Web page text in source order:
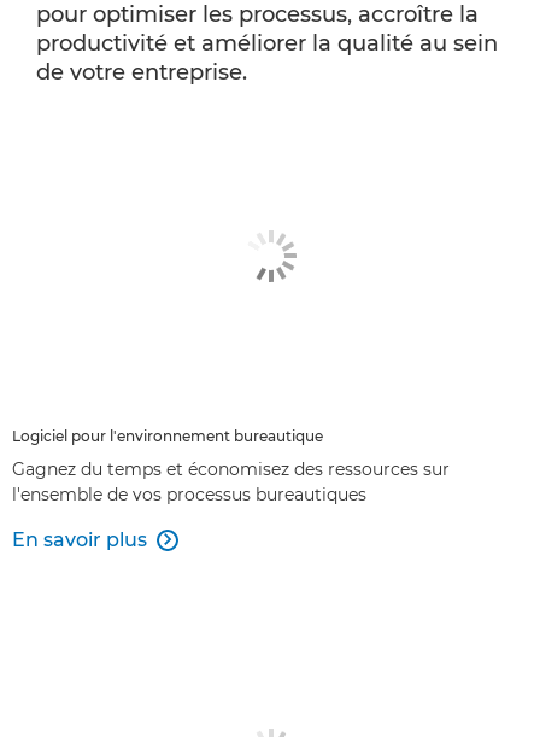
pour optimiser les processus, accroître la
productivité et améliorer la qualité au sein
de votre entreprise.
Logiciel pour l'environnement bureautique
Gagnez du temps et économisez des ressources sur
l'ensemble de vos processus bureautiques
En savoir plus 